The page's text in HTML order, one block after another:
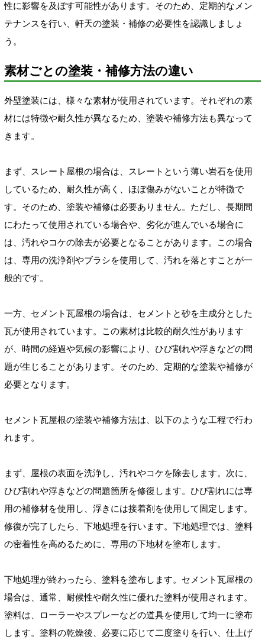
性に影響を及ぼす可能性があります。そのため、定期的なメン
テナンスを行い、軒天の塗装・補修の必要性を認識しましょ
う。
素材ごとの塗装・補修方法の違い
外壁塗装には、様々な素材が使用されています。それぞれの素
材には特徴や耐久性が異なるため、塗装や補修方法も異なって
きます。
まず、スレート屋根の場合は、スレートという薄い岩石を使用
しているため、耐久性が高く、ほぼ傷みがないことが特徴で
す。そのため、塗装や補修は必要ありません。ただし、長期間
にわたって使用されている場合や、劣化が進んでいる場合に
は、汚れやコケの除去が必要となることがあります。この場合
は、専用の洗浄剤やブラシを使用して、汚れを落とすことが一
般的です。
一方、セメント瓦屋根の場合は、セメントと砂を主成分とした
瓦が使用されています。この素材は比較的耐久性があります
が、時間の経過や気候の影響により、ひび割れや浮きなどの問
題が生じることがあります。そのため、定期的な塗装や補修が
必要となります。
セメント瓦屋根の塗装や補修方法は、以下のような工程で行わ
れます。
まず、屋根の表面を洗浄し、汚れやコケを除去します。次に、
ひび割れや浮きなどの問題箇所を修復します。ひび割れには専
用の補修材を使用し、浮きには接着剤を使用して固定します。
修復が完了したら、下地処理を行います。下地処理では、塗料
の密着性を高めるために、専用の下地材を塗布します。
下地処理が終わったら、塗料を塗布します。セメント瓦屋根の
場合は、通常、耐候性や耐久性に優れた塗料が使用されます。
塗料は、ローラーやスプレーなどの道具を使用して均一に塗布
します。塗料の乾燥後、必要に応じて二度塗りを行い、仕上げ